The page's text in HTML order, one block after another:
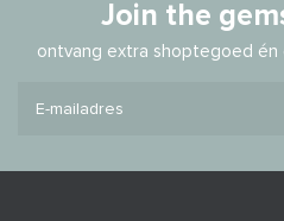
Join the
ontvang extra shoptegoed én